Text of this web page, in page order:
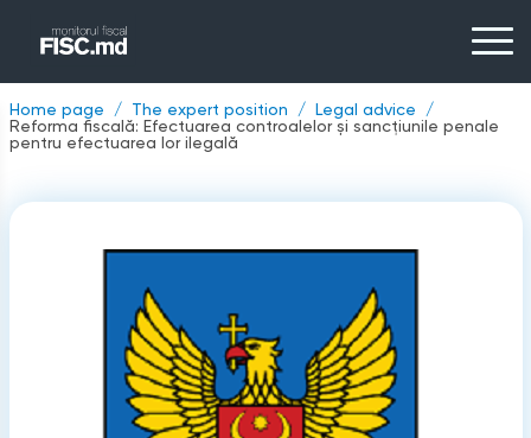
Home page The expert position
Legal advice
Reforma fiscală: Efectuarea controalelor și sancțiunile penale
pentru efectuarea lor ilegală